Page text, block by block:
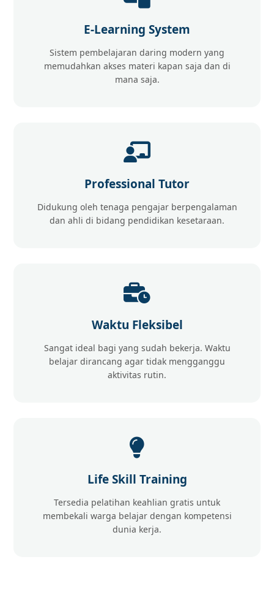
E-Learning System
Sistem pembelajaran daring modern yang
memudahkan akses materi kapan saja dan di
mana saja.
Professional Tutor
Didukung oleh tenaga pengajar berpengalaman
dan ahli di bidang pendidikan kesetaraan.
Waktu Fleksibel
Sangat ideal bagi yang sudah bekerja. Waktu
belajar dirancang agar tidak mengganggu
aktivitas rutin.
Life Skill Training
Tersedia pelatihan keahlian gratis untuk
membekali warga belajar dengan kompetensi
dunia kerja.